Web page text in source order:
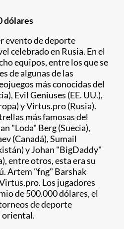
dólares
evento de deporte
celebrado en Rusia. En el
equipos, entre los que se
de algunas de las
más conocidas del
Evil Geniuses (EE. UU.),
y Virtus.pro (Rusia).
más famosas del
"Loda" Berg (Suecia),
(Canadá), Sumail
y Johan "BigDaddy"
entre otros, esta era su
Artem "fng" Barshak
Los jugadores
de 500.000 dólares, el
de deporte
oriental.